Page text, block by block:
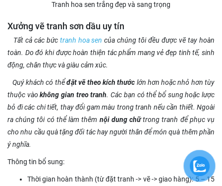
Tranh hoa sen trắng đẹp và sang trọng
Xưởng vẽ tranh sơn dầu uy tín
Tất cả các bức tranh hoa sen của chúng tôi đều được vẽ tay hoàn
toàn. Do đó khi được hoàn thiện tác phẩm mang vẻ đẹp tinh tế, sinh
động, chân thực và giàu cảm xúc.
Quý khách có thểđặt vẽ theo kích thước lớn hơn hoặc nhỏ hơn tùy
thuộc vàokhông gian treo tranh. Các bạn có thể bổ sung hoặc lược
bỏ đi các chi tiết, thay đổi gam màu trong tranh nếu cần thiết. Ngoài
ra chúng tôi có thể làm thêm nội dung chữtrong tranh để phục vụ
cho nhu cầu quà tặng đối tác hay người thân để món quà thêm phần
ý nghĩa.
Thông tin bổ sung:
Thời gian hoàn thành (từ đặt tranh -> vẽ -> giao hàng): 5 – 15